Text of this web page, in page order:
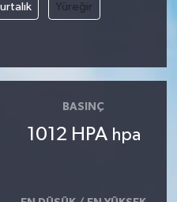
Yüreğir
BASINÇ
1012 HPA hpa